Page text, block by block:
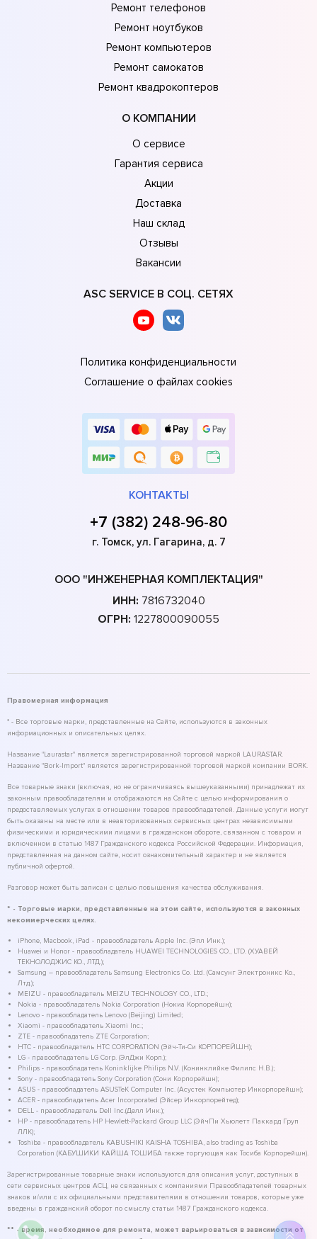
Ремонт телефонов
Ремонт ноутбуков
Ремонт компьютеров
Ремонт самокатов
Ремонт квадрокоптеров
О КОМПАНИИ
О сервисе
Гарантия сервиса
Акции
Доставка
Наш склад
Отзывы
Вакансии
ASC SERVICE В СОЦ. СЕТЯХ
Политика конфиденциальности
Соглашение о файлах cookies
КОНТАКТЫ
+7 (382) 248-96-80
г. Томск, ул. Гагарина, д. 7
ООО "ИНЖЕНЕРНАЯ КОМПЛЕКТАЦИЯ"
ИНН: 7816732040
ОГРН: 1227800090055
Правомерная информация
* - Все торговые марки, представленные на Сайте, используются в законных
информационных и описательных целях.
Название "Laurastar" является зарегистрированной торговой маркой LAURASTAR.
Название "Bork-Import" является зарегистрированной торговой маркой компании BORK.
Все товарные знаки (включая, но не ограничиваясь вышеуказанными) принадлежат их
законным правообладателям и отображаются на Сайте с целью информирования о
предоставляемых услугах в отношении товаров правообладателей. Данные услуги могут
быть оказаны на месте или в неавторизованных сервисных центрах независимыми
физическими и юридическими лицами в гражданском обороте, связанном с товаром и
включенном в статью 1487 Гражданского кодекса Российской Федерации. Информация,
представленная на данном сайте, носит ознакомительный характер и не является
публичной офертой.
Разговор может быть записан с целью повышения качества обслуживания.
* - Торговые марки, представленные на этом сайте, используются в законных
некоммерческих целях.
iPhone, Macbook, iPad - правообладатель Apple Inc. (Эпл Инк.);
Huawei и Honor - правообладатель HUAWEI TECHNOLOGIES CO., LTD. (ХУАВЕЙ
ТЕКНОЛОДЖИС КО., ЛТД.);
Samsung – правообладатель Samsung Electronics Co. Ltd. (Самсунг Электроникс Ко.,
Лтд.);
MEIZU - правообладатель MEIZU TECHNOLOGY CO., LTD.;
Nokia - правообладатель Nokia Corporation (Нокиа Корпорейшн);
Lenovo - правообладатель Lenovo (Beijing) Limited;
Xiaomi - правообладатель Xiaomi Inc.;
ZTE - правообладатель ZTE Corporation;
HTC - правообладатель HTC CORPORATION (Эйч-Ти-Си КОРПОРЕЙШН);
LG - правообладатель LG Corp. (ЭлДжи Корп.);
Philips - правообладатель Koninklijke Philips N.V. (Конинклийке Филипс Н.В.);
Sony - правообладатель Sony Corporation (Сони Корпорейшн);
ASUS - правообладатель ASUSTeK Computer Inc. (Асустек Компьютер Инкорпорейшн);
ACER - правообладатель Acer Incorporated (Эйсер Инкорпорейтед);
DELL - правообладатель Dell Inc.(Делл Инк.);
HP - правообладатель HP Hewlett-Packard Group LLC (ЭйчПи Хьюлетт Паккард Груп
ЛЛК);
Toshiba - правообладатель KABUSHIKI KAISHA TOSHIBA, also trading as Toshiba
Corporation (КАБУШИКИ КАЙША ТОШИБА также торгующая как Тосиба Корпорейшн).
Зарегистрированные товарные знаки используются для описания услуг, доступных в
сети сервисных центров АСЦ, не связанных с компаниями Правообладателей товарных
знаков и/или с их официальными представителями в отношении товаров, которые уже
введены в гражданский оборот по смыслу статьи 1487 Гражданского кодекса.
** - время, необходимое для ремонта, может варьироваться в зависимости от